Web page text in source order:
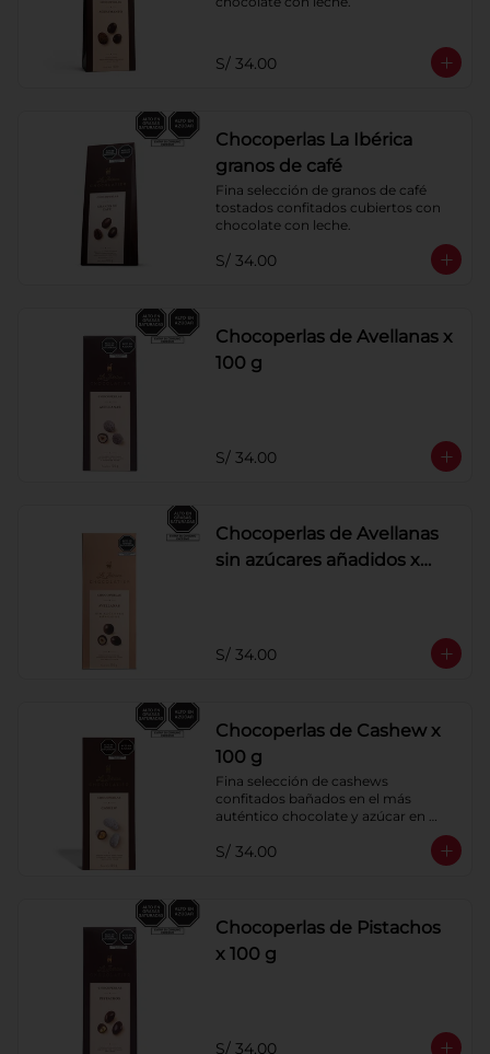
S/ 34.00
Chocoperlas La Ibérica
granos de café
Fina selección de granos de café
tostados confitados cubiertos con
chocolate con leche.
S/ 34.00
Chocoperlas de Avellanas x
100 g
S/ 34.00
Chocoperlas de Avellanas
sin azúcares añadidos x
S/ 34.00
Chocoperlas de Cashew x
100 g
Fina selección de cashews
confitados bañados en el más
auténtico chocolate y azúcar en
polvo. Elaborados artesanalmente.
S/ 34.00
Chocoperlas de Pistachos
x 100 g
S/ 34.00